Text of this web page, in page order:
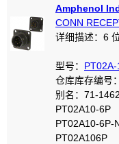
Amphenol
CONN
详细描述：6
型号：
仓库库存编号：
别名：71-
PT02A10-6P
PT02A10-6P-
PT02A106P